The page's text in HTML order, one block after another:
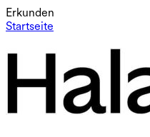
Erkunden
Startseite